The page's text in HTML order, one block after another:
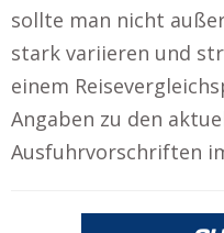
sollte man nicht
stark variieren und
einem
Angaben zu den
Ausfuhrvorschriften